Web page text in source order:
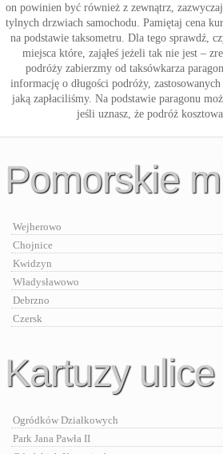
on powinien być również z zewnątrz,
tylnych drzwiach samochodu. Pamiętaj cena
na podstawie taksometru. Dla tego sprawdź,
miejsca które, zająłeś jeżeli tak nie jest –
podróży zabierzmy od taksówkarza
informację o długości podróży,
jaką zapłaciliśmy. Na podstawie paragonu
jeśli uznasz, że podróż
Pomorskie
Wejherowo
Chojnice
Kwidzyn
Władysławowo
Debrzno
Czersk
Kartuzy ulice
Ogródków Działkowych
Park Jana Pawła II